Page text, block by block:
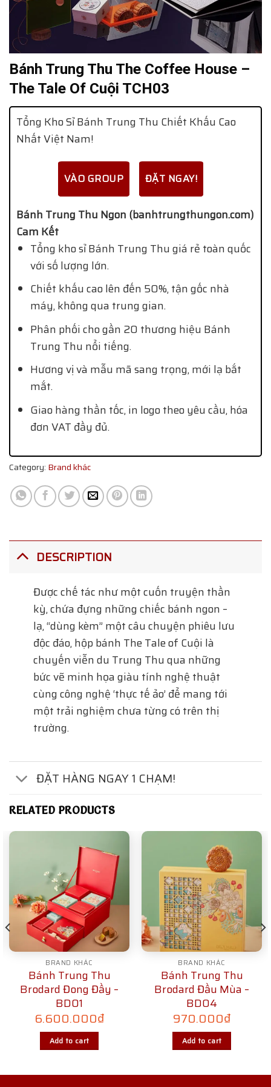
Bánh Trung Thu The Coffee House –
The Tale Of Cuội TCH03
Tổng Kho Sỉ Bánh Trung Thu Chiết Khấu Cao
Nhất Việt Nam!
VÀO GROUP ĐẶT NGAY!
Bánh Trung Thu Ngon (banhtrungthungon.com)
Cam Kết
Tổng kho sỉ Bánh Trung Thu giá rẻ toàn quốc
với số lượng lớn.
Chiết khấu cao lên đến 50%, tận gốc nhà
máy, không qua trung gian.
Phân phối cho gần 20 thương hiệu Bánh
Trung Thu nổi tiếng.
Hương vị và mẫu mã sang trọng, mới lạ bắt
mắt.
Giao hàng thần tốc, in logo theo yêu cầu, hóa
đơn VAT đầy đủ.
Category: Brand khác
DESCRIPTION
Được chế tác như một cuốn truyện thần
kỳ, chứa đựng những chiếc bánh ngon –
lạ, “dùng kèm” một câu chuyện phiêu lưu
độc đáo, hộp bánh The Tale of Cuội là
chuyến viễn du Trung Thu qua những
bức vẽ minh họa giàu tính nghệ thuật
cùng công nghệ ‘thực tế ảo’ để mang tới
một trải nghiệm chưa từng có trên thị
trường.
ĐẶT HÀNG NGAY 1 CHẠM!
RELATED PRODUCTS
BRAND KHÁC
Bánh Trung Thu
Brodard Đong Đầy –
BD01
6.600.000₫
Add to cart
BRAND KHÁC
Bánh Trung Thu
Brodard Đầu Mùa –
BD04
970.000₫
Add to cart